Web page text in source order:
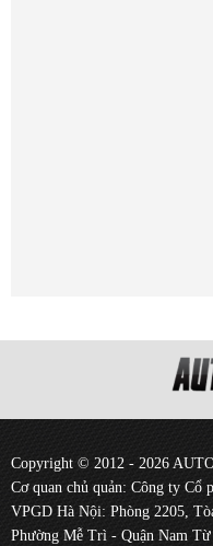
Copyright © 2012 - 2026
Cơ quan chủ quản: Công ty Cổ
VPGD Hà Nội: Phòng 2205,
Phường Mễ Trì - Quận Nam